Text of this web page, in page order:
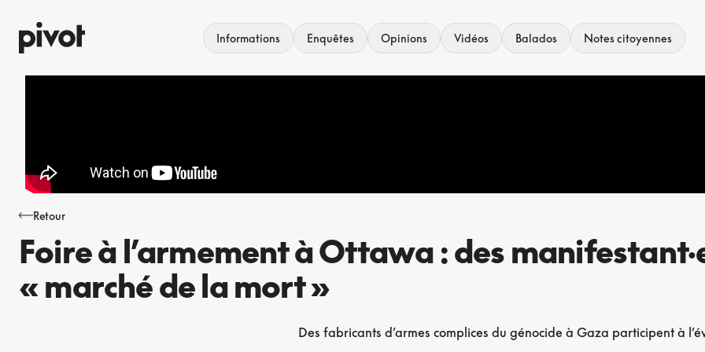
au
contenu
Informations Enquêtes Opinions Vidéos Balados Notes citoyennes
Retour
Foire à l’armement à Ottawa : des
« marché de la mort »
Des fabricants d’armes complices du génocide à Gaza participent à